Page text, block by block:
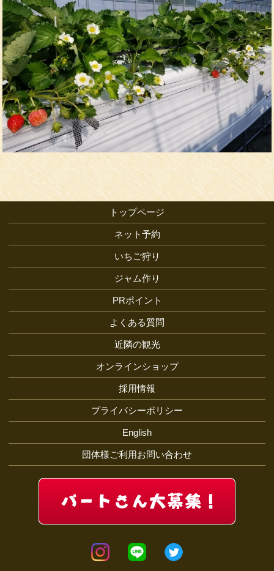
トップページ
ネット予約
いちご狩り
ジャム作り
PRポイント
よくある質問
近隣の観光
オンラインショップ
採用情報
プライバシーポリシー
English
団体様ご利用お問い合わせ